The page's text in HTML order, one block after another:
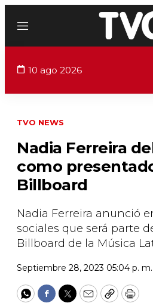
Menú
10 ago 2026
TVO NEWS
Nadia Ferreira
como
Billboard
Nadia Ferreira anunció
sociales que será parte
Billboard de la Música
Septiembre 28, 2023 05:04 p. m.
WhatsApp
Facebook
Twitter
EmailCopyPrint